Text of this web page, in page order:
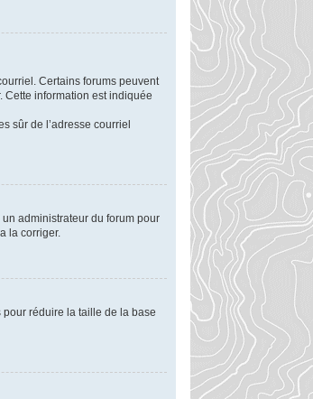
Certains forums peuvent
Cette information est indiquée
sûr de l’adresse courriel
administrateur du forum pour
la corriger.
pour réduire la taille de la base